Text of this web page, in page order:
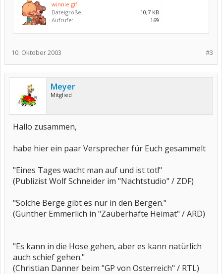
winnie.gif
Dateigröße:
10,7 KB
Aufrufe:
169
#3
10. Oktober 2003
Meyer
Mitglied
Hallo zusammen,
habe hier ein paar Versprecher für Euch gesammelt
"Eines Tages wacht man auf und ist tot!"
(Publizist Wolf Schneider im "Nachtstudio" / ZDF)
"Solche Berge gibt es nur in den Bergen."
(Gunther Emmerlich in "Zauberhafte Heimat" / ARD)
"Es kann in die Hose gehen, aber es kann natürlich
auch schief gehen."
(Christian Danner beim "GP von Osterreich" / RTL)